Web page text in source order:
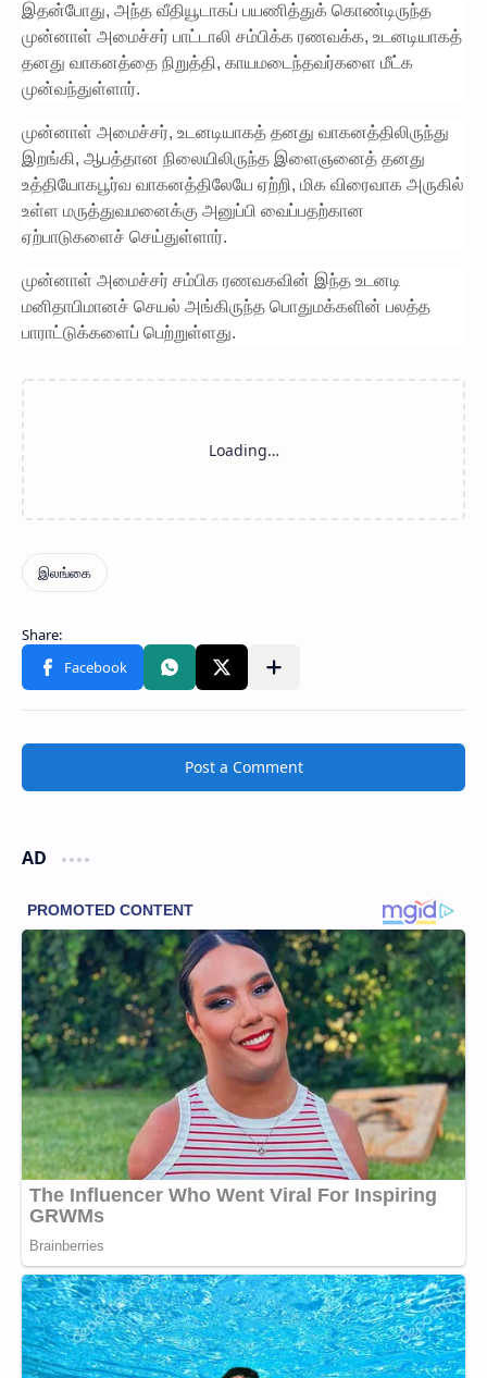
இதன்போது, அந்த வீதியூடாகப் பயணித்துக் கொண்டிருந்த
முன்னாள் அமைச்சர் பாட்டாலி சம்பிக்க ரணவக்க, உடனடியாகத்
தனது வாகனத்தை நிறுத்தி, காயமடைந்தவர்களை மீட்க
முன்வந்துள்ளார்.
முன்னாள் அமைச்சர், உடனடியாகத் தனது வாகனத்திலிருந்து
இறங்கி, ஆபத்தான நிலையிலிருந்த இளைஞனைத் தனது
உத்தியோகபூர்வ வாகனத்திலேயே ஏற்றி, மிக விரைவாக அருகில்
உள்ள மருத்துவமனைக்கு அனுப்பி வைப்பதற்கான
ஏற்பாடுகளைச் செய்துள்ளார்.
முன்னாள் அமைச்சர் சம்பிக ரணவகவின் இந்த உடனடி
மனிதாபிமானச் செயல் அங்கிருந்த பொதுமக்களின் பலத்த
பாராட்டுக்களைப் பெற்றுள்ளது.
Post a Comment
AD